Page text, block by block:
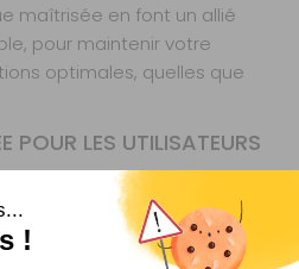
maîtrisée en font un allié
pour maintenir votre
optimales, quelles que
POUR LES UTILISATEURS
caristes et caravaniers
la qualité et la fiabilité de leur
les ensembles